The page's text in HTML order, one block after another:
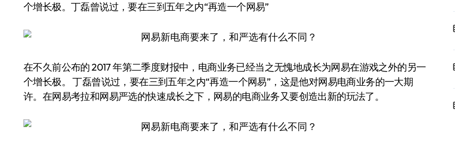
个增长极。丁磊曾说过，要在三到五年之内“再造一个网易”
在不久前公布的 2017 年第二季度财报中，电商业务已经当之无愧地成长为网易在游戏之外的另一
个增长极。 丁磊曾说过，要在三到五年之内“再造一个网易”，这是他对网易电商业务的一大期
许。在网易考拉和网易严选的快速成长之下，网易的电商业务又要创造出新的玩法了。